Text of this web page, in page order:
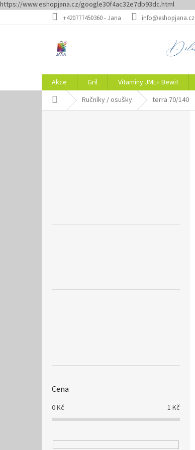
https://www.eshopjana.cz/google30f4ac32e7db93dc.html
na
+420777450360 - Jana info@eshopjana.cz
Akce Gril Vitamíny JML+ Bewit
Domů Ručníky / osušky terra 70/140
Cena
0Kč 1 Kč